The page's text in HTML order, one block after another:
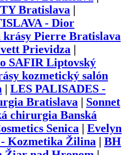
Bratislava
- Dior
krásy Pierre Bratislava
Prievidza
SAFIR Liptovský
kozmetický salón
LES PALISADES -
Bratislava
Sonnet
chirurgia Banská
Senica
Evelyn
Kozmetika Žilina
BH